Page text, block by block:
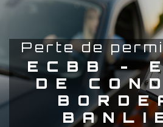
perte de
ECBB - ECOLE
DE